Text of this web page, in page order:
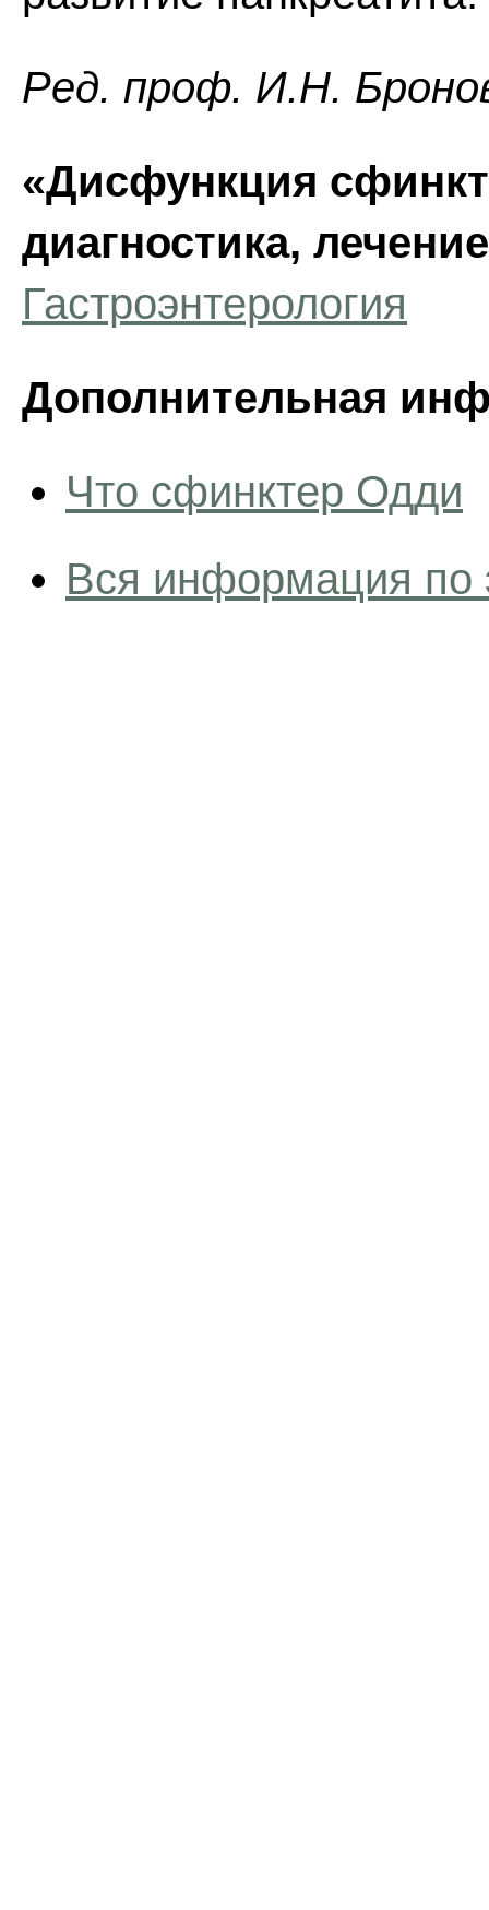
Ред. проф. И.Н.
«Дисфункция
диагностика,
Гастроэнтерология
Дополнительная
Что сфинктер Одди
Вся информация по